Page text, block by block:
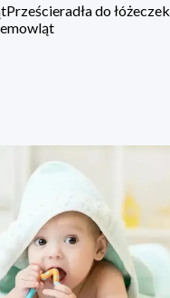
Prześcieradła do łóżeczek